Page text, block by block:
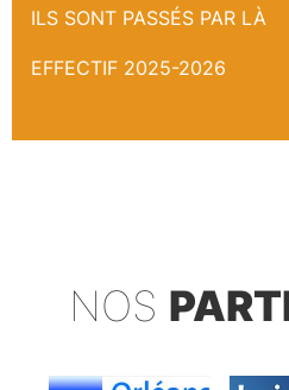
ILS SONT PASSÉS PAR LÀ
EFFECTIF 2025-2026
NOS